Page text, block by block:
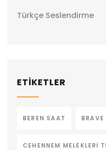
Türkçe Seslendirme
ETİKETLER
BEREN SAAT BRAVE
CEHENNEM MELEKLERI